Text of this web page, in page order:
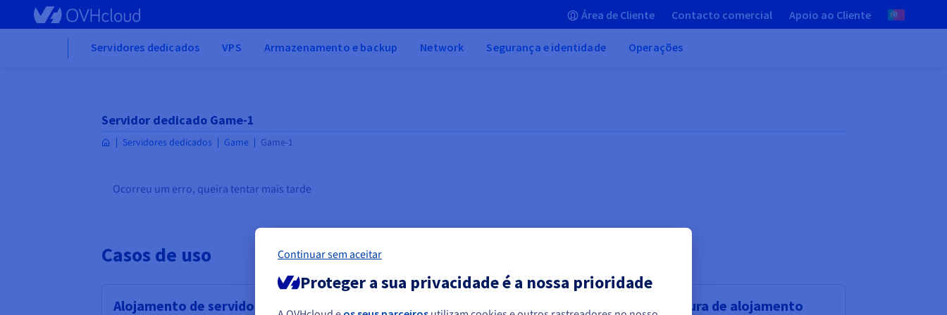
to
Área de Cliente Contacto comercial Apoio ao Cliente
Servidores dedicados VPS Armazenamento e backup Network Segurança e identidade Operações
Servidor dedicado Game-1
Servidores dedicados Game Game-1
Ocorreu um erro, queira tentar mais tarde
Casos de uso
Alojamento de servidores PVE de
Alojamento de servidores
Infraestrutura de alojamento
Continuar sem aceitar
Proteger a sua privacidade é a nossa prioridade